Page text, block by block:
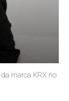
marca KRX no